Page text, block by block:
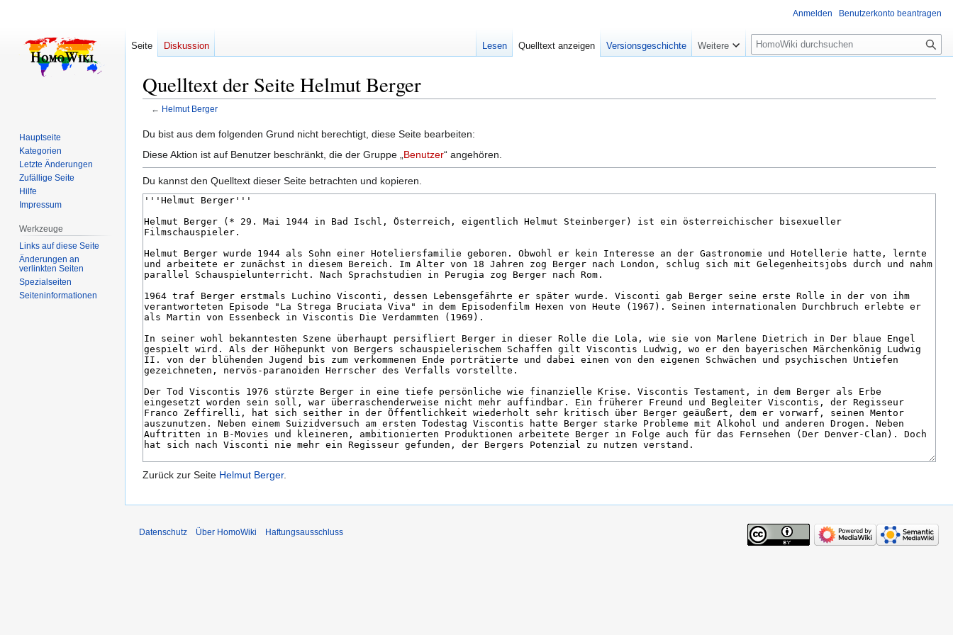
Quelltext der Seite Helmut Berger
← Helmut Berger
Zur
Navigation
Zur
Suche
Du bist aus dem folgenden Grund nicht berechtigt, diese Seite bearbeiten:
Diese Aktion ist auf Benutzer beschränkt, die der Gruppe „ Benutzer“ angehören.
Du kannst den Quelltext dieser Seite betrachten und kopieren.
Zurück zur Seite Helmut Berger.
Anmelden Benutzerkonto beantragen
Seite Diskussion Lesen Quelltext anzeigen Versionsgeschichte Weitere
Suche
Hauptseite
Kategorien
Letzte Änderungen
Zufällige Seite
Hilfe
Impressum
Werkzeuge
Links auf diese Seite
Änderungen an
verlinkten Seiten
Spezialseiten
Seiten­­informationen
Datenschutz Über HomoWiki Haftungsausschluss